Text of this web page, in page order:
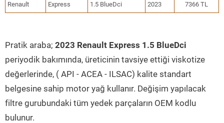
Renault Express 1.5 BlueDci 2023 7366 TL
Pratik araba; 2023 Renault Express 1.5 BlueDci
periyodik bakımında, üreticinin tavsiye ettiği viskotize
değerlerinde, ( API - ACEA - ILSAC) kalite standart
belgesine sahip motor yağ kullanır. Değişim yapılacak
filtre gurubundaki tüm yedek parçaların OEM kodlu
bulunur.